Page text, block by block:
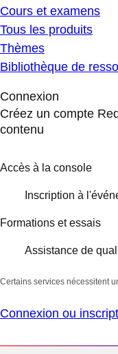
Cours et examens
Tous les produits
Thèmes
Bibliothèque de
Connexion
Créez un compte
contenu
Accès à la console
Inscription à
Formations et essais
Assistance de
Certains services nécessitent
Connexion ou